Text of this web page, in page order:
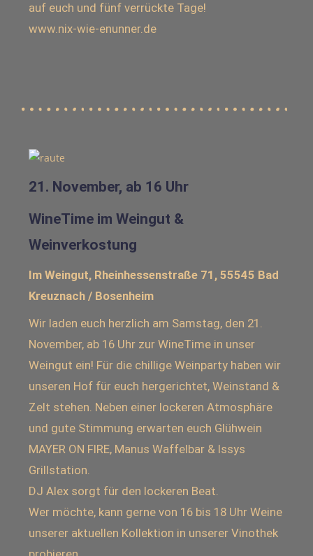
auf euch und fünf verrückte Tage!
www.nix-wie-enunner.de
21. November, ab 16 Uhr
WineTime im Weingut &
Weinverkostung
Im Weingut, Rheinhessenstraße 71, 55545 Bad
Kreuznach / Bosenheim
Wir laden euch herzlich am Samstag, den 21.
November, ab 16 Uhr zur WineTime in unser
Weingut ein! Für die chillige Weinparty haben wir
unseren Hof für euch hergerichtet, Weinstand &
Zelt stehen. Neben einer lockeren Atmosphäre
und gute Stimmung erwarten euch Glühwein
MAYER ON FIRE, Manus Waffelbar & Issys
Grillstation.
DJ Alex sorgt für den lockeren Beat.
Wer möchte, kann gerne von 16 bis 18 Uhr Weine
unserer aktuellen Kollektion in unserer Vinothek